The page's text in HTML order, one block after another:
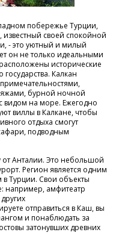
побережье Турции,
своей спокойной
- это уютный и милый
он не только идеальными
исторические
Калкан
бурной ночной
на море. Ежегодно
виллы в Калкане, чтобы
отдыха смогут
подводным
от Анталии. Это небольшой
Регион является одним
в Турции. Свои объекты
например, амфитеатр
отправиться в Каш, вы
и понаблюдать за
затонувших древних